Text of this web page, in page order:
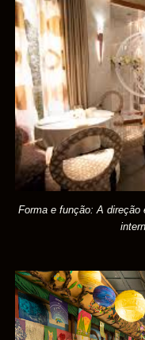
Forma e função: A direção